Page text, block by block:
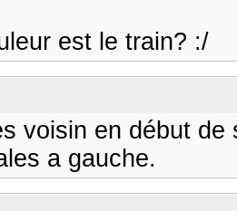
est le train? :/
voisin en début
a gauche.